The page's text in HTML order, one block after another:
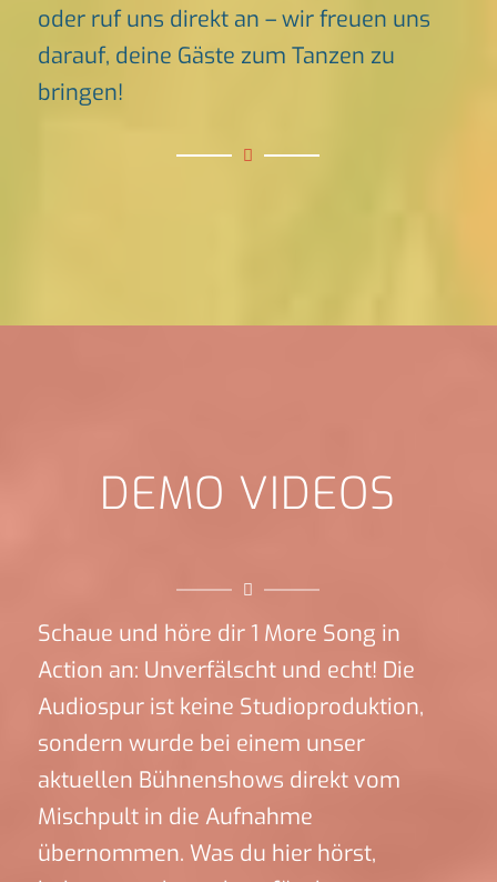
oder ruf uns direkt an – wir freuen uns
darauf, deine Gäste zum Tanzen zu
bringen!
DEMO VIDEOS
Schaue und höre dir 1 More Song in
Action an: Unverfälscht und echt! Die
Audiospur ist keine Studioproduktion,
sondern wurde bei einem unser
aktuellen Bühnenshows direkt vom
Mischpult in die Aufnahme
übernommen. Was du hier hörst,